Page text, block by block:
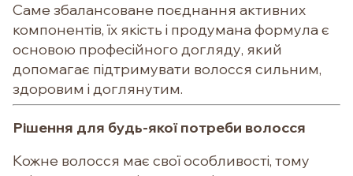
Саме збалансоване поєднання активних
компонентів, їх якість і продумана формула є
основою професійного догляду, який
допомагає підтримувати волосся сильним,
здоровим і доглянутим.
Рішення для будь-якої потреби волосся
Кожне волосся має свої особливості, тому